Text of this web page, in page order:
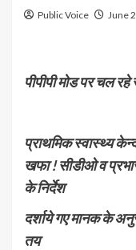
Public Voice June
पीपीपी मोड पर चल
प्राथमिक स्वास्थ्य
खफा ! सीडीओ व
के निर्देश
दर्शाये गए मानक के
तय